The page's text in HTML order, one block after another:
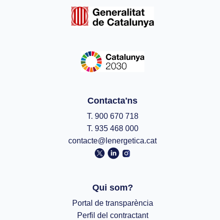
Contacta'ns
T. 900 670 718
T. 935 468 000
contacte@lenergetica.cat
Qui som?
Portal de transparència
Perfil del contractant